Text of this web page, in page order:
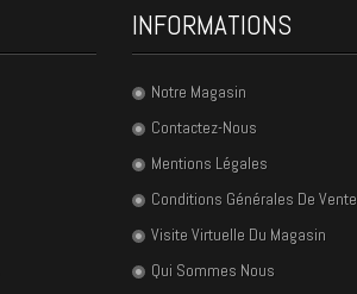
INFORMATIONS
Notre Magasin
Contactez-Nous
Mentions Légales
Conditions Générales De Vente
Visite Virtuelle Du Magasin
Qui Sommes Nous